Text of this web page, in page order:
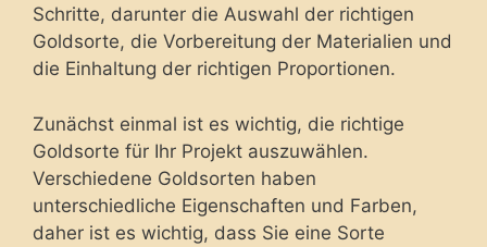
Schritte, darunter die Auswahl der richtigen
Goldsorte, die Vorbereitung der Materialien und
die Einhaltung der richtigen Proportionen.
Zunächst einmal ist es wichtig, die richtige
Goldsorte für Ihr Projekt auszuwählen.
Verschiedene Goldsorten haben
unterschiedliche Eigenschaften und Farben,
daher ist es wichtig, dass Sie eine Sorte